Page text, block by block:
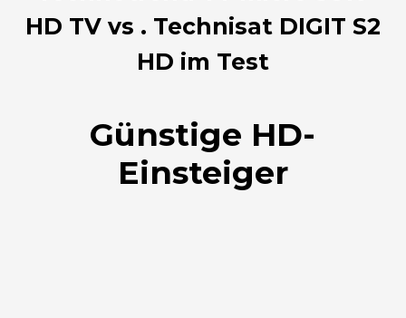
HD TV vs . Technisat DIGIT S2
HD im Test
Günstige HD-
Einsteiger